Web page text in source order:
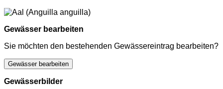
Gewässer bearbeiten
Sie möchten den bestehenden Gewässereintrag bearbeiten?
Gewässer bearbeiten
Gewässerbilder